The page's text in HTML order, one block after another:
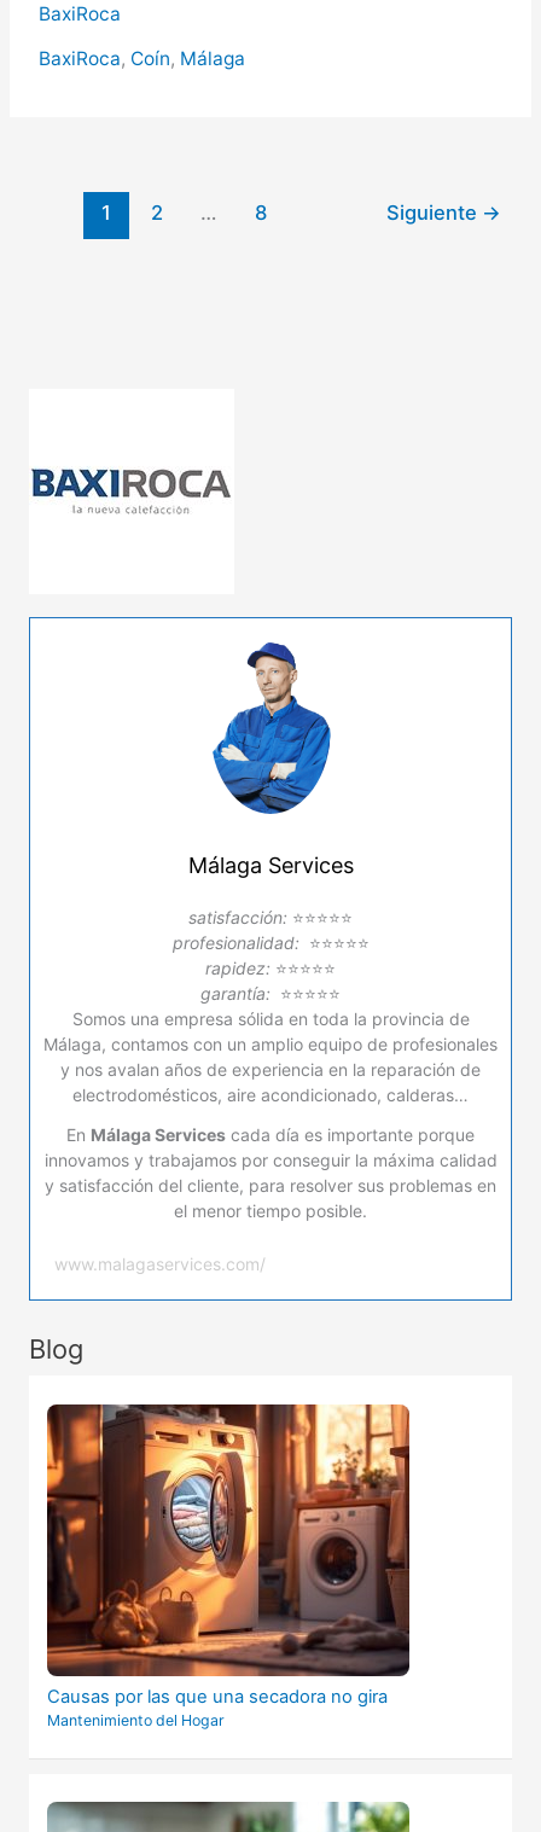
Coín,
Servicio
BaxiRoca
BaxiRoca, Coín, Málaga
1 2 … 8 Siguiente →
Málaga Services
satisfacción: ⭐⭐⭐⭐⭐
profesionalidad: ⭐⭐⭐⭐⭐
rapidez: ⭐⭐⭐⭐⭐
garantía: ⭐⭐⭐⭐⭐
Somos una empresa sólida en toda la provincia de
Málaga, contamos con un amplio equipo de profesionales
y nos avalan años de experiencia en la reparación de
electrodomésticos, aire acondicionado, calderas…
En Málaga Services cada día es importante porque
innovamos y trabajamos por conseguir la máxima calidad
y satisfacción del cliente, para resolver sus problemas en
el menor tiempo posible.
www.malagaservices.com/
Blog
Causas por las que una secadora no gira
Mantenimiento del Hogar